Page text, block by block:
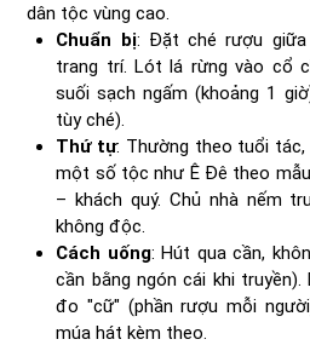
dân tộc vùng cao.
Chuẩn bị: Đặt ché rượu
trang trí. Lót lá rừng vào cổ
suối sạch ngấm (khoảng 1
tùy ché).
Thứ tự: Thường theo tuổi
một số tộc như Ê Đê theo
– khách quý. Chủ nhà nếm
không độc.
Cách uống: Hút qua cần,
cần bằng ngón cái khi
đo "cữ" (phần rượu mỗi
múa hát kèm theo.